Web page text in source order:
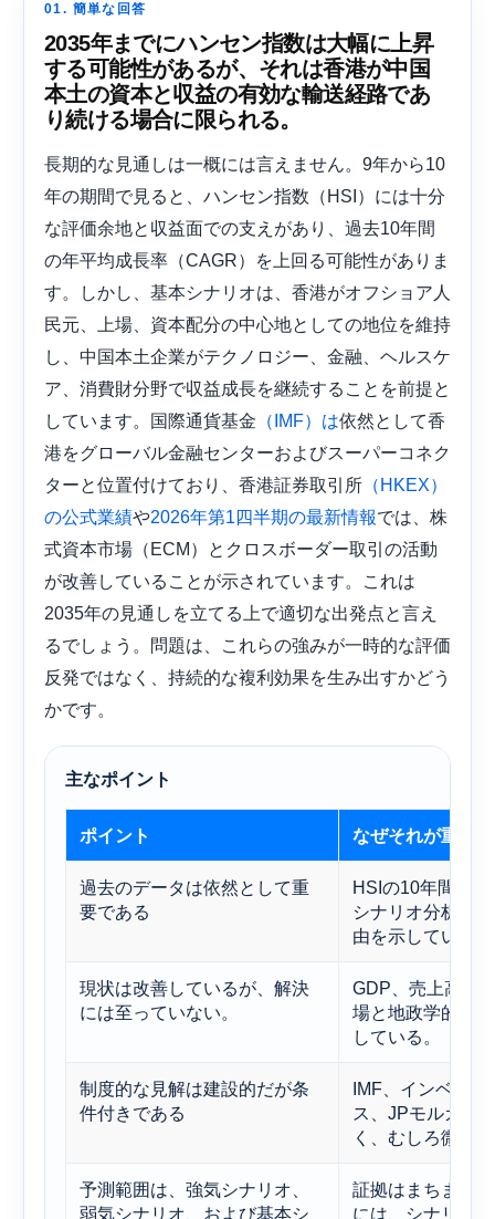
01. 簡単な回答
2035年までにハンセン指数は大幅に上昇
する可能性があるが、それは香港が中国
本土の資本と収益の有効な輸送経路であ
り続ける場合に限られる。
長期的な見通しは一概には言えません。9年から10
年の期間で見ると、ハンセン指数（HSI）には十分
な評価余地と収益面での支えがあり、過去10年間
の年平均成長率（CAGR）を上回る可能性がありま
す。しかし、基本シナリオは、香港がオフショア人
民元、上場、資本配分の中心地としての地位を維持
し、中国本土企業がテクノロジー、金融、ヘルスケ
ア、消費財分野で収益成長を継続することを前提と
しています。国際通貨基金 （IMF）は依然として香
港をグローバル金融センターおよびスーパーコネク
ターと位置付けており、香港証券取引所 （HKEX）
の公式業績や2026年第1四半期の最新情報では、株
式資本市場（ECM）とクロスボーダー取引の活動
が改善していることが示されています。これは
2035年の見通しを立てる上で適切な出発点と言え
るでしょう。問題は、これらの強みが一時的な評価
反発ではなく、持続的な複利効果を生み出すかどう
かです。
主なポイント
ポイント なぜそれが重要
過去のデータは依然として重
要である
HSIの10年間の
シナリオ分析が
由を示している。
現状は改善しているが、解決
には至っていない。
GDP、売上高、
場と地政学的な
している。
制度的な見解は建設的だが条
件付きである
IMF、インベス
ス、JPモルガン
く、むしろ微妙
予測範囲は、強気シナリオ、
弱気シナリオ、および基本シ
証拠はまちまち
には、シナリオ